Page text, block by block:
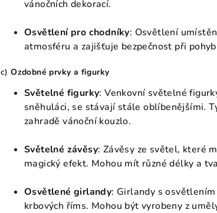
vánočních dekorací.
Osvětlení pro chodníky: Osvětlení
atmosféru a zajišťuje bezpečnost při
c)Ozdobné prvky a figurky
Světelné figurky: Venkovní světelné
sněhuláci, se stávají stále oblíbenějšími.
zahradě vánoční kouzlo.
Světelné závěsy: Závěsy ze světel, které
magický efekt. Mohou mít různé délky a
Osvětlené girlandy: Girlandy s
krbových říms. Mohou být vyrobeny z